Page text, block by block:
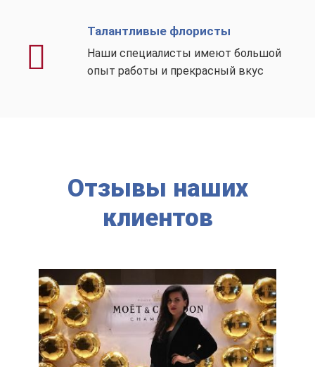
Талантливые флористы
Наши специалисты имеют большой
опыт работы и прекрасный вкус
Отзывы наших
клиентов